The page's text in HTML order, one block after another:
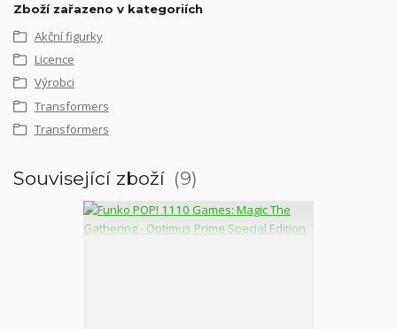
Zboží zařazeno v kategoriích
Akční figurky
Licence
Výrobci
Transformers
Transformers
Související zboží 9